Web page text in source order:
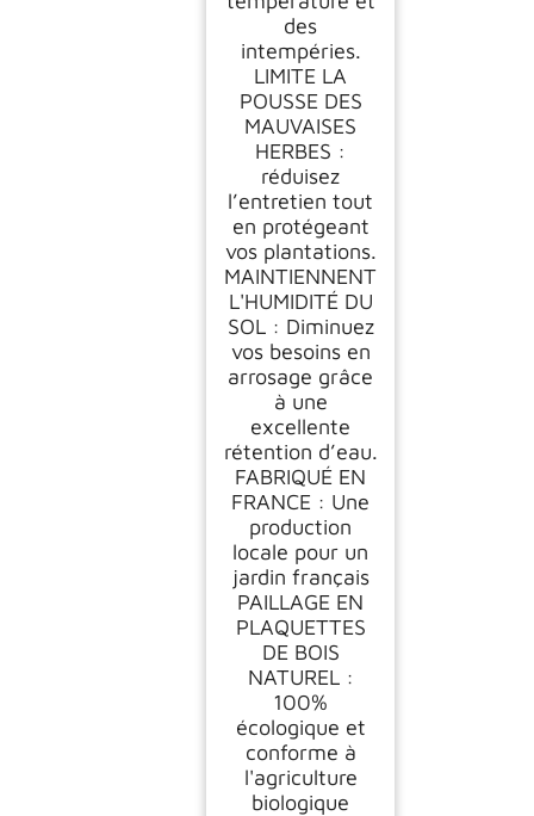
des
intempéries.
LIMITE LA
POUSSE DES
MAUVAISES
HERBES :
réduisez
l’entretien tout
en protégeant
vos plantations.
MAINTIENNENT
L'HUMIDITÉ DU
SOL : Diminuez
vos besoins en
arrosage grâce
à une
excellente
rétention d’eau.
FABRIQUÉ EN
FRANCE : Une
production
locale pour un
jardin français
PAILLAGE EN
PLAQUETTES
DE BOIS
NATUREL :
100%
écologique et
conforme à
l'agriculture
biologique